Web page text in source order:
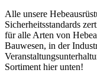
Alle unsere
Sicherheitsstandards
für alle Arten von
Bauwesen, in der
Sortiment hier unten!